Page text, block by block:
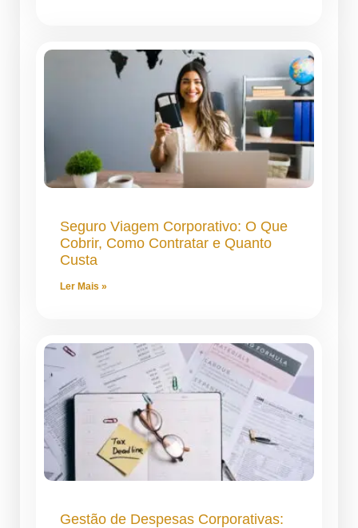
Seguro Viagem Corporativo: O Que
Cobrir, Como Contratar e Quanto
Custa
Ler Mais »
Gestão de Despesas Corporativas: